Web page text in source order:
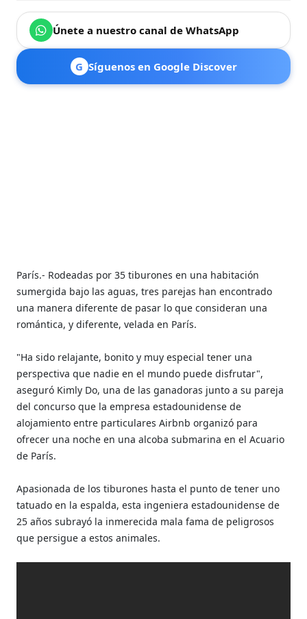
Únete a nuestro canal de WhatsApp
G Síguenos en Google Discover
París.- Rodeadas por 35 tiburones en una habitación
sumergida bajo las aguas, tres parejas han encontrado
una manera diferente de pasar lo que consideran una
romántica, y diferente, velada en París.
"Ha sido relajante, bonito y muy especial tener una
perspectiva que nadie en el mundo puede disfrutar",
aseguró Kimly Do, una de las ganadoras junto a su pareja
del concurso que la empresa estadounidense de
alojamiento entre particulares Airbnb organizó para
ofrecer una noche en una alcoba submarina en el Acuario
de París.
Apasionada de los tiburones hasta el punto de tener uno
tatuado en la espalda, esta ingeniera estadounidense de
25 años subrayó la inmerecida mala fama de peligrosos
que persigue a estos animales.